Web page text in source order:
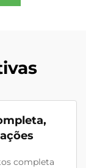
completa